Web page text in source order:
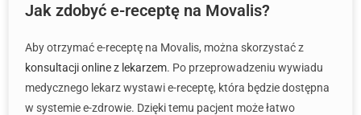
Jak zdobyć e-receptę na Movalis?
Aby otrzymać e-receptę na Movalis, można skorzystać z
konsultacji online z lekarzem. Po przeprowadzeniu wywiadu
medycznego lekarz wystawi e-receptę, która będzie dostępna
w systemie e-zdrowie. Dzięki temu pacjent może łatwo